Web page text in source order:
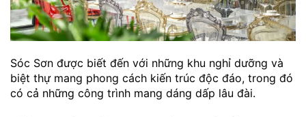
Sóc Sơn được biết đến với những khu nghỉ dưỡng và
biệt thự mang phong cách kiến trúc độc đáo, trong đó
có cả những công trình mang dáng dấp lâu đài.